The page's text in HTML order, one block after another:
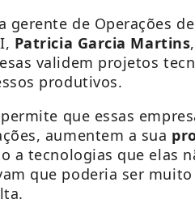
gerente de Operações
Patricia Garcia Martins
validem projetos
produtivos.
que essas
aumentem a sua
a tecnologias que elas
que poderia ser